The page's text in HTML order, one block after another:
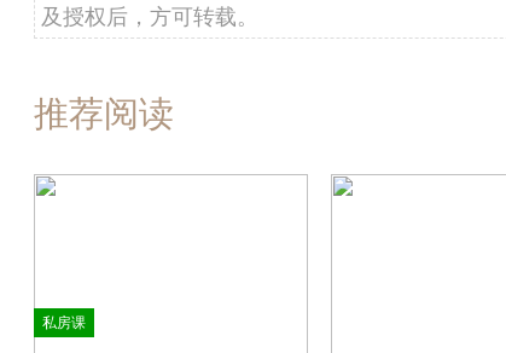
及授权后，方可转载。
推荐阅读
私房课